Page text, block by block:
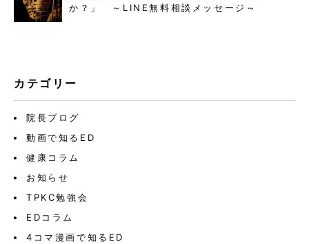
か？」 ～LINE無料相談メッセージ～
カテゴリー
院長ブログ
動画で知るED
健康コラム
お知らせ
TPKC勉強会
EDコラム
4コマ漫画で知るED